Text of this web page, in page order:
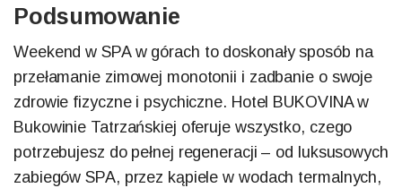
Podsumowanie
Weekend w SPA w górach to doskonały sposób na
przełamanie zimowej monotonii i zadbanie o swoje
zdrowie fizyczne i psychiczne. Hotel BUKOVINA w
Bukowinie Tatrzańskiej oferuje wszystko, czego
potrzebujesz do pełnej regeneracji – od luksusowych
zabiegów SPA, przez kąpiele w wodach termalnych,